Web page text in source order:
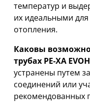
температур и
их идеальными
отопления.
Каковы
трубах PE-XA
устранены путем
соединений или
рекомендованных